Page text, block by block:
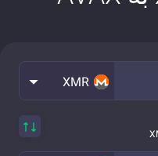
XMR